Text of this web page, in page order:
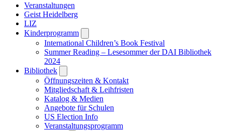
Veranstaltungen
Geist Heidelberg
LIZ
Kinderprogramm
submenu
International Children’s Book Festival
Summer Reading – Lesesommer der DAI Bibliothek
2024
Bibliothek
submenu
Öffnungszeiten & Kontakt
Mitgliedschaft & Leihfristen
Katalog & Medien
Angebote für Schulen
US Election Info
Veranstaltungsprogramm